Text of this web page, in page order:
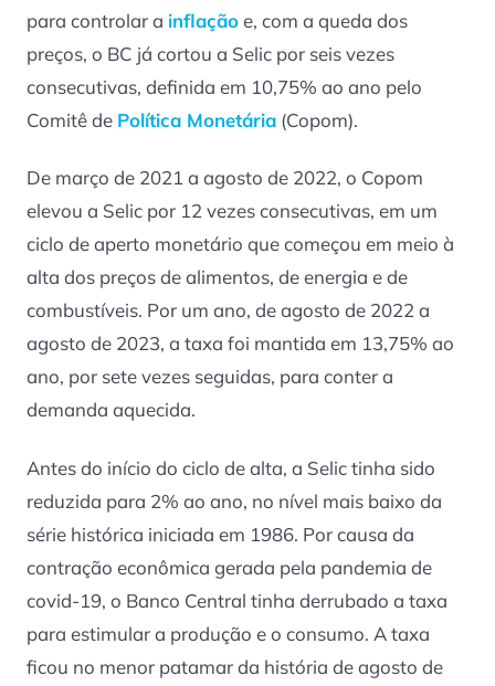
para controlar a inflaçãoe, com a queda dos
preços, o BC já cortou a Selic por seis vezes
consecutivas, definida em 10,75% ao ano pelo
Comitê de Política Monetária (Copom).
De março de 2021 a agosto de 2022, o Copom
elevou a Selic por 12 vezes consecutivas, em um
ciclo de aperto monetário que começou em meio à
alta dos preços de alimentos, de energia e de
combustíveis. Por um ano, de agosto de 2022 a
agosto de 2023, a taxa foi mantida em 13,75% ao
ano, por sete vezes seguidas, para conter a
demanda aquecida.
Antes do início do ciclo de alta, a Selic tinha sido
reduzida para 2% ao ano, no nível mais baixo da
série histórica iniciada em 1986. Por causa da
contração econômica gerada pela pandemia de
covid-19, o Banco Central tinha derrubado a taxa
para estimular a produção e o consumo. A taxa
ficou no menor patamar da história de agosto de